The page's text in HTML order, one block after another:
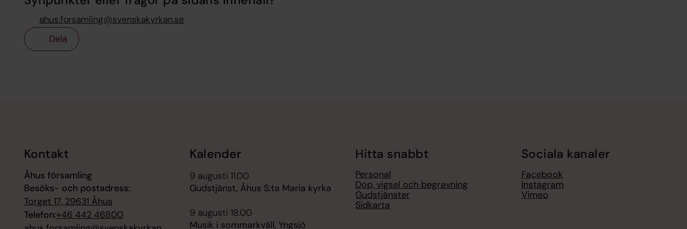
ahus.forsamling@svenskakyrkan.se
Dela
Kontakt
Åhus församling
Besöks- och postadress:
Torget 17, 29631 Åhus
Telefon:+46 442 46800
Kalender
9 augusti 11.00
Gudstjänst, Åhus S:ta Maria kyrka
9 augusti 18.00
Musik i sommarkväll, Yngsjö
Hitta snabbt
Personal
Dop, vigsel och begravning
Gudstjänster
Sidkarta
Sociala kanaler
Facebook
Instagram
Vimeo